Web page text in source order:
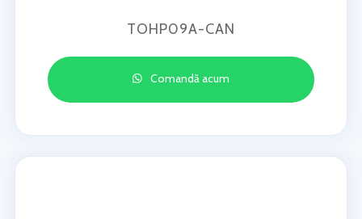
TOHP09A-CAN
Comandă acum